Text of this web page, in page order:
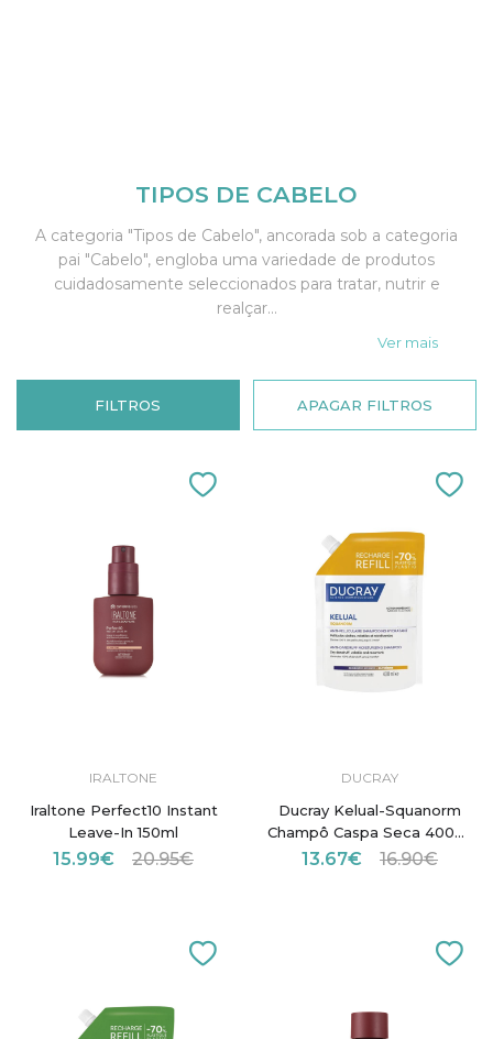
TIPOS DE CABELO
A categoria "Tipos de Cabelo", ancorada sob a categoria
pai "Cabelo", engloba uma variedade de produtos
cuidadosamente seleccionados para tratar, nutrir e
realçar...
Ver mais
FILTROS APAGAR FILTROS
IRALTONE
Iraltone Perfect10 Instant
Leave-In 150ml
15.99€ 20.95€
DUCRAY
Ducray Kelual-Squanorm
Champô Caspa Seca 400ml
Recarga
13.67€ 16.90€